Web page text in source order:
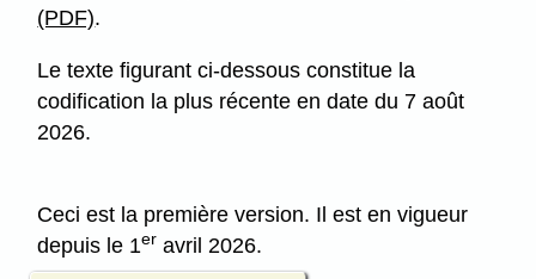
(PDF).
Le texte figurant ci-dessous constitue la
codification la plus récente en date du 7 août
2026.
Ceci est la première version. Il est en vigueur
depuis le 1er avril 2026.